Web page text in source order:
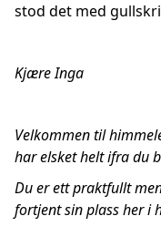
stod det med
Kjære Inga
Velkommen til
har elsket helt ifra du
Du er ett praktfullt
fortjent sin plass her i